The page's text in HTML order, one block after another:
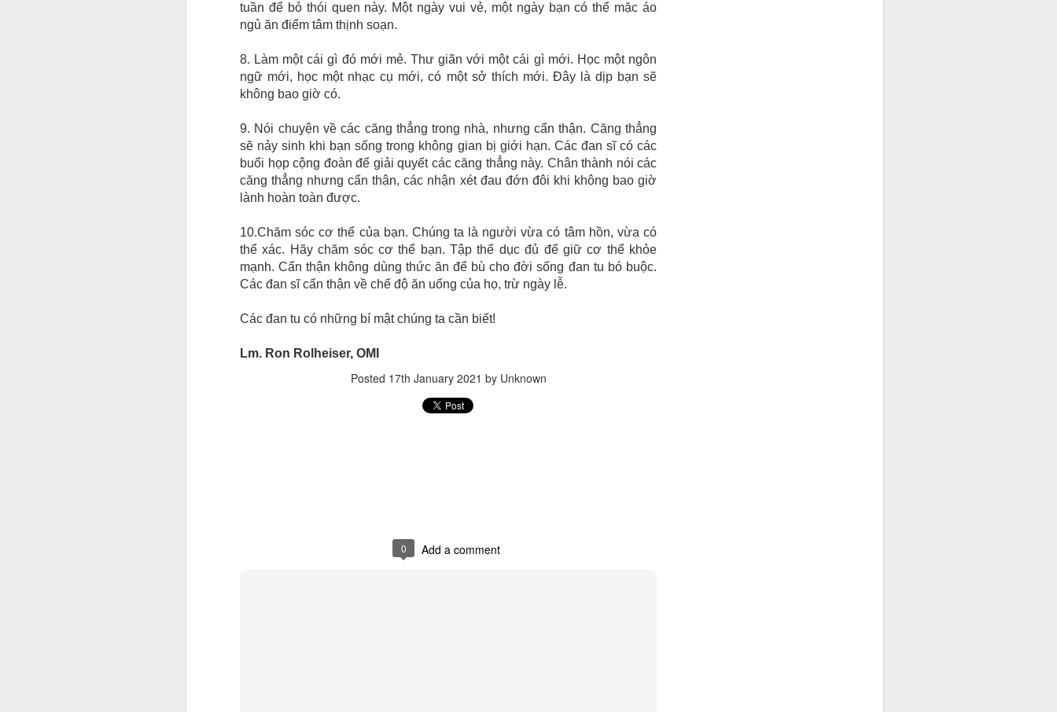
tuần để bỏ thói quen này. Một ngày vui vẻ, một ngày bạn có thể mặc áo
ngủ ăn điểm tâm thịnh soạn.
8. Làm một cái gì đó mới mẻ. Thư giãn với một cái gì mới. Học một ngôn
ngữ mới, học một nhạc cụ mới, có một sở thích mới. Đây là dịp bạn sẽ
không bao giờ có.
9. Nói chuyện về các căng thẳng trong nhà, nhưng cẩn thận. Căng thẳng
sẽ nảy sinh khi bạn sống trong không gian bị giới hạn. Các đan sĩ có các
buổi họp cộng đoàn để giải quyết các căng thẳng này. Chân thành nói các
căng thẳng nhưng cẩn thận, các nhận xét đau đớn đôi khi không bao giờ
lành hoàn toàn được.
10.Chăm sóc cơ thể của bạn. Chúng ta là người vừa có tâm hồn, vừa có
thể xác. Hãy chăm sóc cơ thể bạn. Tập thể dục đủ để giữ cơ thể khỏe
mạnh. Cẩn thận không dùng thức ăn để bù cho đời sống đan tu bó buộc.
Các đan sĩ cẩn thận về chế độ ăn uống của họ, trừ ngày lễ.
Các đan tu có những bí mật chúng ta cần biết!
Lm. Ron Rolheiser, OMI
Posted 17th January 2021 by Unknown
0 Add a comment